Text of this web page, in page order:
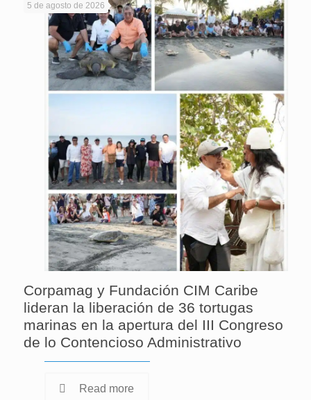
5 de agosto de 2026
Corpamag y Fundación CIM Caribe
lideran la liberación de 36 tortugas
marinas en la apertura del III Congreso
de lo Contencioso Administrativo
Read more